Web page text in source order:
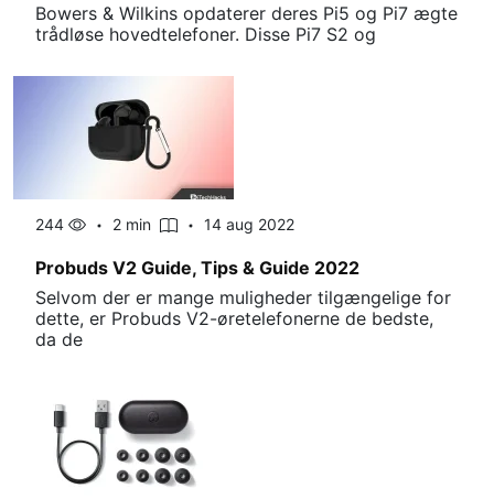
Bowers & Wilkins opdaterer deres Pi5 og Pi7 ægte
trådløse hovedtelefoner. Disse Pi7 S2 og
244 2 min 14 aug 2022
Probuds V2 Guide, Tips & Guide 2022
Selvom der er mange muligheder tilgængelige for
dette, er Probuds V2-øretelefonerne de bedste,
da de